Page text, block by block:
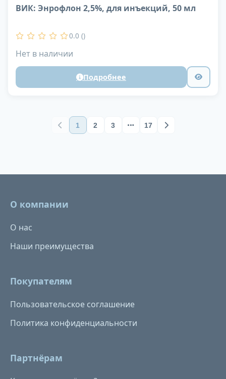
ВИК: Энрофлон 2,5%, для инъекций, 50 мл
0.0 ()
Нет в наличии
Подробнее
1 2 3 17
О компании
О нас
Наши преимущества
Покупателям
Пользовательское соглашение
Политика конфиденциальности
Партнёрам